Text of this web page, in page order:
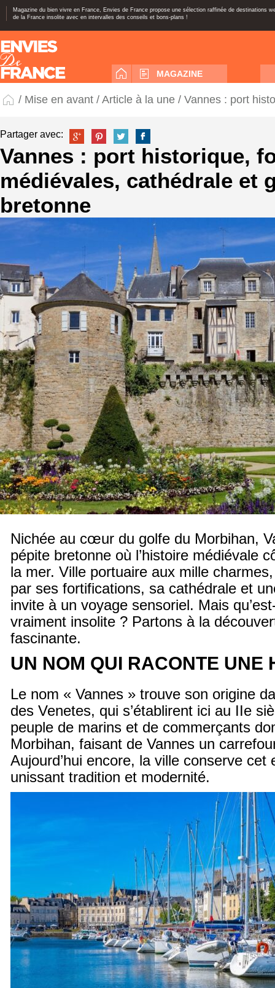
Magazine du bien vivre en France, Envies de France propose une sélection raffinée de destinations
de la France insolite avec en intervalles des conseils et bons-plans !
MAGAZINE
/ Mise en avant / Article à la une / Vannes : port
Partager avec:
Vannes : port historique,
médiévales, cathédrale et
bretonne
Nichée au cœur du golfe du Morbihan,
pépite bretonne où l’histoire médiévale
la mer. Ville portuaire aux mille
par ses fortifications, sa cathédrale et
invite à un voyage sensoriel. Mais
vraiment insolite ? Partons à la
fascinante.
UN NOM QUI RACONTE UNE
Le nom « Vannes » trouve son origine
des Venetes, qui s’établirent ici au IIe
peuple de marins et de commerçants
Morbihan, faisant de Vannes un
Aujourd’hui encore, la ville conserve cet
unissant tradition et modernité.